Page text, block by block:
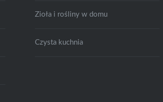
Zioła i rośliny w domu
Czysta kuchnia